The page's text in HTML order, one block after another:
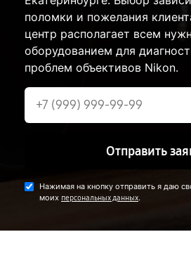
поломки и пожелания
центр располагает всем
оборудованием для
проблем объективов Nikon.
Отправить
Нажимая на кнопку отправить я даю
моих персональных данных.